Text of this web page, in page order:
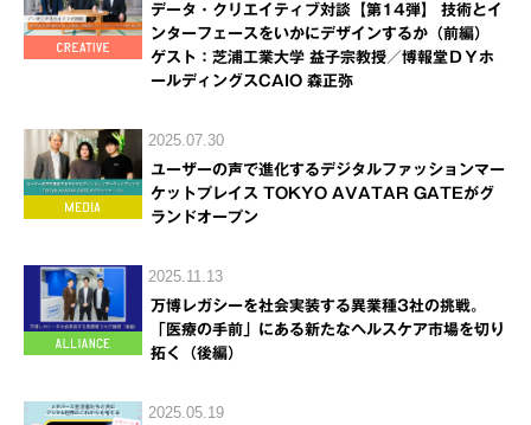
データ・クリエイティブ対談【第14弾】 技術とイ
ンターフェースをいかにデザインするか（前編）
ゲスト：芝浦工業大学 益子宗教授／博報堂ＤＹホ
ールディングスCAIO 森正弥
2025.07.30
ユーザーの声で進化するデジタルファッションマー
ケットプレイス TOKYO AVATAR GATEがグ
ランドオープン
2025.11.13
万博レガシーを社会実装する異業種3社の挑戦。
「医療の手前」にある新たなヘルスケア市場を切り
拓く（後編）
2025.05.19